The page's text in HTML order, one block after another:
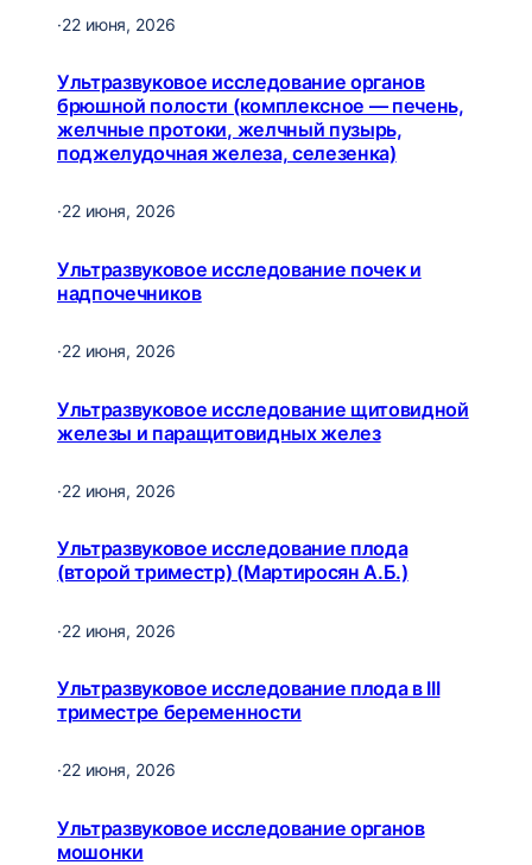
·22 июня, 2026
Ультразвуковое исследование органов
брюшной полости (комплексное — печень,
желчные протоки, желчный пузырь,
поджелудочная железа, селезенка)
·22 июня, 2026
Ультразвуковое исследование почек и
надпочечников
·22 июня, 2026
Ультразвуковое исследование щитовидной
железы и паращитовидных желез
·22 июня, 2026
Ультразвуковое исследование плода
(второй триместр) (Мартиросян А.Б.)
·22 июня, 2026
Ультразвуковое исследование плода в III
триместре беременности
·22 июня, 2026
Ультразвуковое исследование органов
мошонки